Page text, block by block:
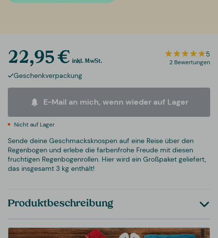
22,95 € inkl. MwSt.
5
2 Bewertungen
Geschenkverpackung
E-Mail an mich, wenn wieder auf Lager
Nicht auf Lager
Sende deine Geschmacksknospen auf eine Reise über den
Regenbogen und erlebe die farbenfrohe Freude mit diesen
fruchtigen Regenbogenrollen. Hier wird ein Großpaket geliefert,
das insgesamt 3 kg enthält!
Produktbeschreibung